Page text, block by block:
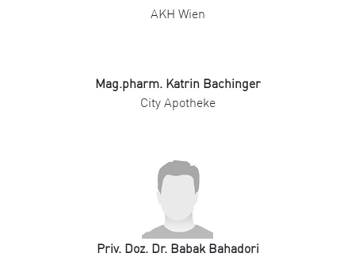
AKH Wien
Mag.pharm. Katrin Bachinger
City Apotheke
Priv. Doz. Dr. Babak Bahadori